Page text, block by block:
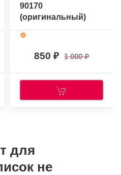
90170
(оригинальный)
850 1 000
для
не